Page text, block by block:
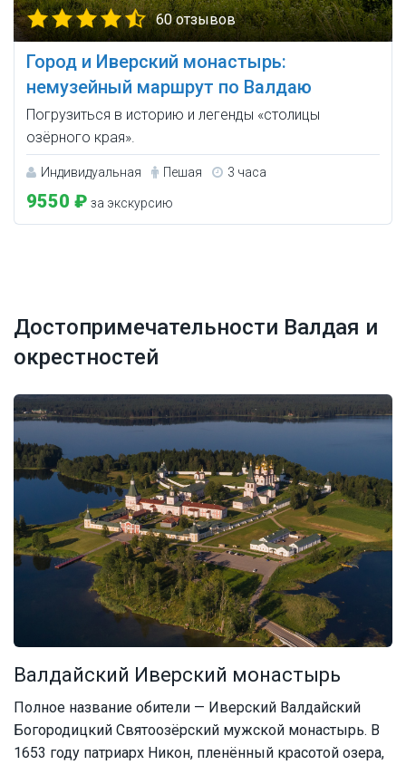
60 отзывов
Город и Иверский монастырь:
немузейный маршрут по Валдаю
Погрузиться в историю и легенды «столицы
озёрного края».
Индивидуальная Пешая 3 часа
9550 ₽ за экскурсию
Достопримечательности Валдая и
окрестностей
Валдайский Иверский монастырь
Полное название обители — Иверский Валдайский
Богородицкий Святоозёрский мужской монастырь. В
1653 году патриарх Никон, пленённый красотой озера,